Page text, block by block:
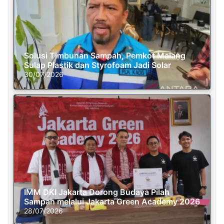
Solusi Timbunan Sampah, Pemkot Malang
Sulap Plastik dan Styrofoam Jadi Solar
30/07/2026
IMM DKI Jakarta Dorong Budaya Pilah
Sampah melalui Jakarta Green Academy 2026
28/07/2026